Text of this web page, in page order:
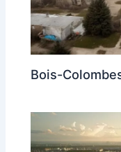
Bois-